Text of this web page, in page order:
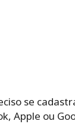
se
Apple ou